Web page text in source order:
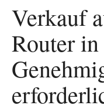
Verkauf
Router